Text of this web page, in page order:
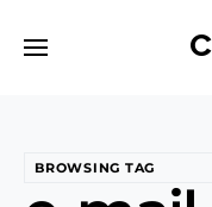
BROWSING TAG